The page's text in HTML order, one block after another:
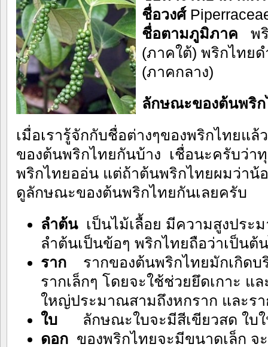
ชื่อวงศ์
ชื่อตามภูมิภาค พ
(ภาคใต้) พริกไทย
(ภาคกลาง)
ลักษณะของต้นพริก
เมื่อเรารู้จักกับชื่อต่างๆของพริกไทยแ
ของต้นพริกไทยกันบ้าง เชื่อนะครับว่า
พริกไทยออ่น แต่ถ้าต้นพริกไทยผมว่าน้
ดูลักษณะของต้นพริกไทยกันเลยครับ
ลำต้น เป็นไม้เลื้อย มีความสูงปร
ลำต้นเป็นข้อๆ พริกไทยถือว่าเป็นต้
รากรากของต้นพริกไทยมักเกิดบ
รากเล็กๆ โดยจะใช้ช่วยยึดเกาะ
ใหญ่ประมาณสามถึงหกราก และร
ใบลักษณะใบจะมีสีเขียวสด ใบใ
ดอก ของพริกไทยจะมีขนาดเล็ก จ